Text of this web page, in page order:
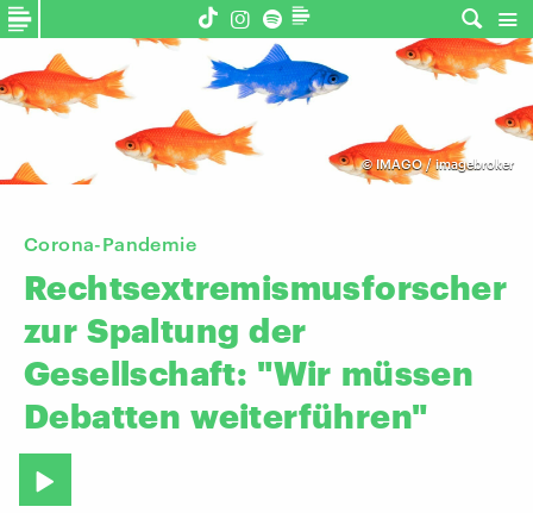
©IMAGO / imagebroker
Corona-Pandemie
Rechtsextremismusforscher
zur Spaltung der
Gesellschaft: "Wir müssen
Debatten weiterführen"